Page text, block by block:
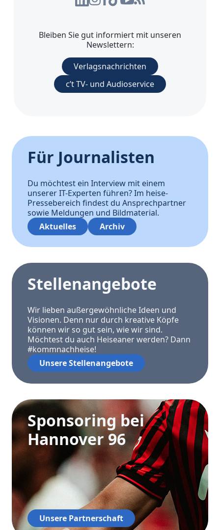
Bleiben Sie gut informiert mit unseren
Newslettern:
Verlagsnachrichten
c’t TV- und Audioservice
Für Journalisten
Du möchtest ein Interview mit einem
unserer IT-Experten führen? Im heise-
Pressebereich findest du Ansprechpartner
sowie Meldungen und Bildmaterial.
Aktuelles
Archiv
Stellenangebote
Wir lieben außergewöhnliche Ideen und
Visionen. Denn nur durch kreative Köpfe
können wir so gut sein, wie wir sind.
Möchtest du auch Heiseaner werden? Dann
#kommnachheise!
Unsere Stellenangebote
Sponsoring bei
Hannover 96
Unsere Partnerschaft